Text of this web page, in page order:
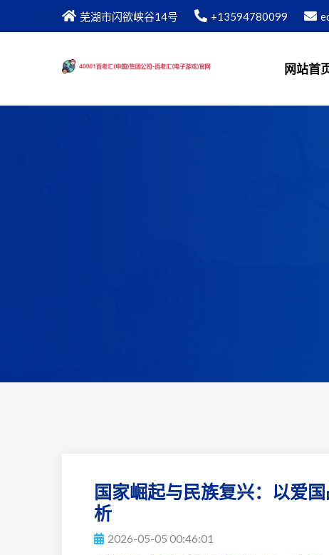
芜湖市闪欲峡谷14号 +13594780099
网站首
国家崛起与民族复兴：以爱
析
2026-05-05 00:46:01